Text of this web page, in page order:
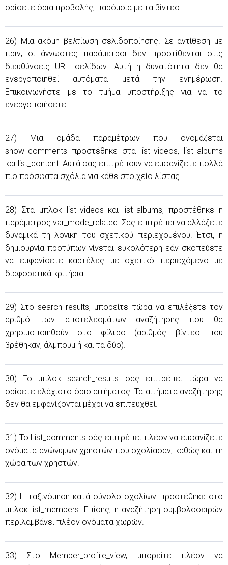
ορίσετε όρια προβολής, παρόμοια με τα βίντεο.
26) Μια ακόμη βελτίωση σελιδοποίησης. Σε αντίθεση με
πριν, οι άγνωστες παράμετροι δεν προστίθενται στις
διευθύνσεις URL σελίδων. Αυτή η δυνατότητα δεν θα
ενεργοποιηθεί αυτόματα μετά την ενημέρωση.
Επικοινωνήστε με το τμήμα υποστήριξης για να το
ενεργοποιήσετε.
27) Μια ομάδα παραμέτρων που ονομάζεται
show_comments προστέθηκε στα list_videos, list_albums
και list_content. Αυτά σας επιτρέπουν να εμφανίζετε πολλά
πιο πρόσφατα σχόλια για κάθε στοιχείο λίστας.
28) Στα μπλοκ list_videos και list_albums, προστέθηκε η
παράμετρος var_mode_related. Σας επιτρέπει να αλλάξετε
δυναμικά τη λογική του σχετικού περιεχομένου. Έτσι, η
δημιουργία προτύπων γίνεται ευκολότερη εάν σκοπεύετε
να εμφανίσετε καρτέλες με σχετικό περιεχόμενο με
διαφορετικά κριτήρια.
29) Στο search_results, μπορείτε τώρα να επιλέξετε τον
αριθμό των αποτελεσμάτων αναζήτησης που θα
χρησιμοποιηθούν στο φίλτρο (αριθμός βίντεο που
βρέθηκαν, άλμπουμ ή και τα δύο).
30) Το μπλοκ search_results σας επιτρέπει τώρα να
ορίσετε ελάχιστο όριο αιτήματος. Τα αιτήματα αναζήτησης
δεν θα εμφανίζονται μέχρι να επιτευχθεί.
31) Το List_comments σάς επιτρέπει πλέον να εμφανίζετε
ονόματα ανώνυμων χρηστών που σχολίασαν, καθώς και τη
χώρα των χρηστών.
32) Η ταξινόμηση κατά σύνολο σχολίων προστέθηκε στο
μπλοκ list_members. Επίσης, η αναζήτηση συμβολοσειρών
περιλαμβάνει πλέον ονόματα χωρών.
33) Στο Member_profile_view, μπορείτε πλέον να